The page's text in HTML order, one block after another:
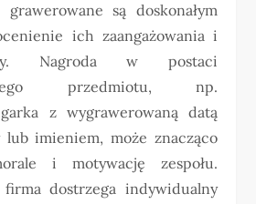
grawerowane są doskonałym
ich zaangażowania i
Nagroda w postaci
przedmiotu, np.
z wygrawerowaną datą
imieniem, może znacząco
i motywację zespołu.
dostrzega indywidualny